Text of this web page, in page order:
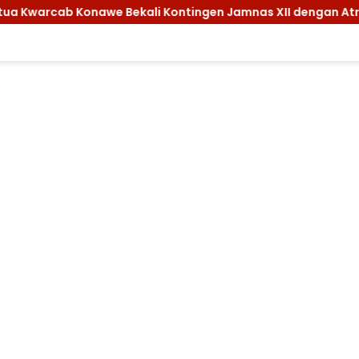
Kontingen Jamnas XII dengan Atribut dan Motivasi, Incar